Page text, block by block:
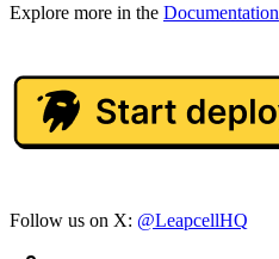
Explore more in the Documentation
Follow us on X: @LeapcellHQ